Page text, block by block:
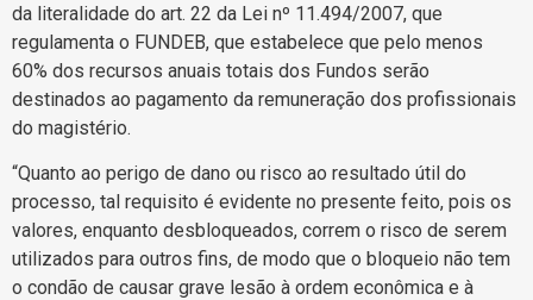
da literalidade do art. 22 da Lei nº 11.494/2007, que
regulamenta o FUNDEB, que estabelece que pelo menos
60% dos recursos anuais totais dos Fundos serão
destinados ao pagamento da remuneração dos profissionais
do magistério.
“Quanto ao perigo de dano ou risco ao resultado útil do
processo, tal requisito é evidente no presente feito, pois os
valores, enquanto desbloqueados, correm o risco de serem
utilizados para outros fins, de modo que o bloqueio não tem
o condão de causar grave lesão à ordem econômica e à